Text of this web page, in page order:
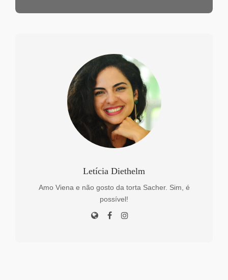
Letícia Diethelm
Amo Viena e não gosto da torta Sacher. Sim, é
possível!